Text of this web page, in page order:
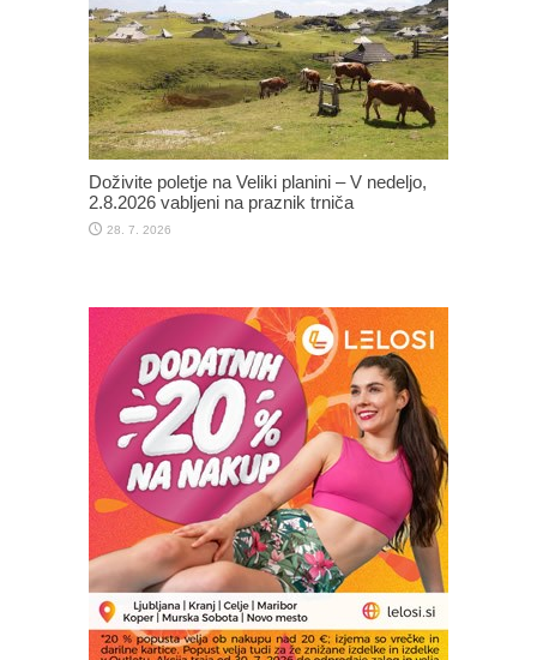
Doživite poletje na Veliki planini – V nedeljo,
2.8.2026 vabljeni na praznik trniča
28. 7. 2026